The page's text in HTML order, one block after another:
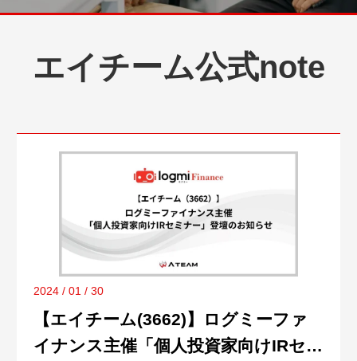
エイチーム公式note
2024 / 01 / 30
【エイチーム(3662)】ログミーファ
イナンス主催「個人投資家向けIRセミ